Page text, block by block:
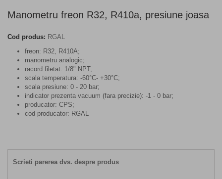
Manometru freon R32, R410a, presiune joasa
Cod produs: RGAL
freon: R32, R410A;
manometru analogic;
racord filetat: 1/8" NPT;
scala temperatura: -60°C- +30°C;
scala presiune: 0 - 20 bar;
indicator prezenta vacuum (fara precizie): -1 - 0 bar;
producator: CPS;
cod producator: RGAL
Scrieti parerea dvs. despre produs